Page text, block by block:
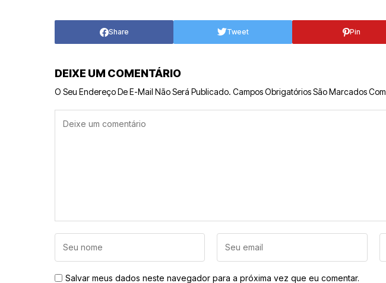
Share Tweet Pin
DEIXE UM COMENTÁRIO
O Seu Endereço De E-Mail Não Será Publicado. Campos Obrigatórios São Marcados Com
Salvar meus dados neste navegador para a próxima vez que eu comentar.